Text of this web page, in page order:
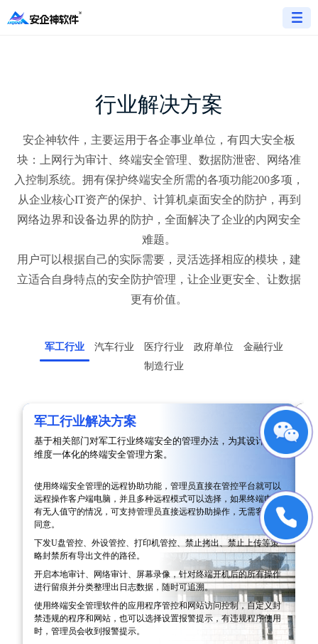
行业解决方案
安企神软件，主要运用于各企事业单位，有四大安全板
块：上网行为审计、终端安全管理、数据防泄密、网络准
入控制系统。拥有保护终端安全所需的各项功能200多项，
从企业核心IT资产的保护、计算机桌面安全的防护，再到
网络边界和设备边界的防护，全面解决了企业的内网安全
难题。
用户可以根据自己的实际需要，灵活选择相应的模块，建
立适合自身特点的安全防护管理，让企业更安全、让数据
更有价值。
军工行业 汽车行业 医疗行业 政府单位
金融行业
制造行业
军工行业解决方案
基于相关部门对军工行业终端安全的管理办法，为其设计了多
维度一体化的终端安全管理方案。
使用终端安全管理的远程协助功能，管理员直接在管控平台就可以
远程操作客户端电脑，并且多种远程模式可以选择，如果终端电脑
有无人值守的情况，可支持管理员直接远程协助操作，无需客户端
同意。
下发U盘管控、外设管控、打印机管控、禁止拷出、禁止上传等策
略封禁所有导出文件的路径。
开启本地审计、网络审计、屏幕录像，针对终端开机后的所有操作
进行留痕并分类整理出日志数据，随时可追溯。
使用终端安全管理软件的应用程序管控和网站访问控制，自定义封
禁违规的程序和网站，也可以选择设置报警提示，有违规程序使用
时，管理员会收到报警提示。
基
设
禁
开